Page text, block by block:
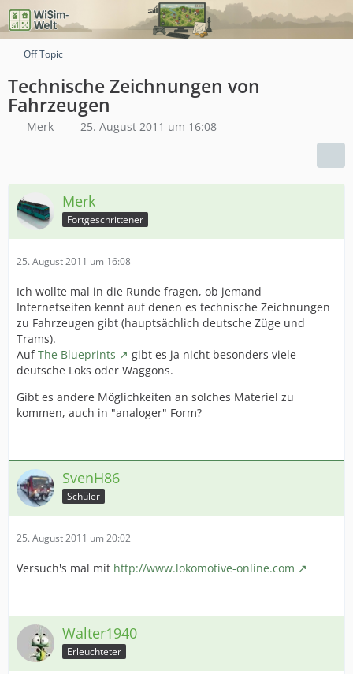
Off Topic
Technische Zeichnungen von
Fahrzeugen
Merk 25. August 2011 um 16:08
Merk
Fortgeschrittener
25. August 2011 um 16:08
Ich wollte mal in die Runde fragen, ob jemand
Internetseiten kennt auf denen es technische Zeichnungen
zu Fahrzeugen gibt (hauptsächlich deutsche Züge und
Trams).
AufThe Blueprints
gibt es ja nicht besonders viele
deutsche Loks oder Waggons.
Gibt es andere Möglichkeiten an solches Materiel zu
kommen, auch in "analoger" Form?
SvenH86
Schüler
25. August 2011 um 20:02
Versuch's mal mit http://www.lokomotive-online.com
Walter1940
Erleuchteter